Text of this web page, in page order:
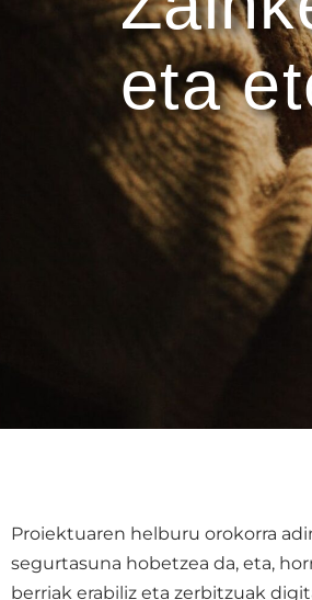
eta
Proiektuaren helburu orokorra
segurtasuna hobetzea da, eta,
berriak erabiliz eta zerbitzuak